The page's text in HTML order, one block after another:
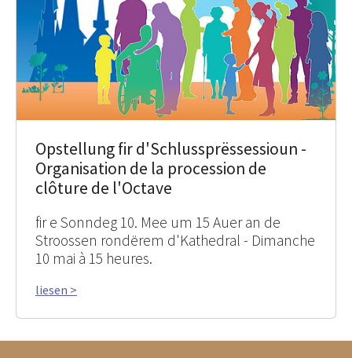
Opstellung fir d'Schlussprëssessioun -
Organisation de la procession de
clôture de l'Octave
fir e Sonndeg 10. Mee um 15 Auer an de
Stroossen rondërem d'Kathedral - Dimanche
10 mai à 15 heures.
liesen >